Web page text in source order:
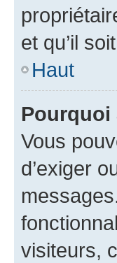
et qu’il
Haut
Pourquoi
Vous
d’exiger
visiteurs,